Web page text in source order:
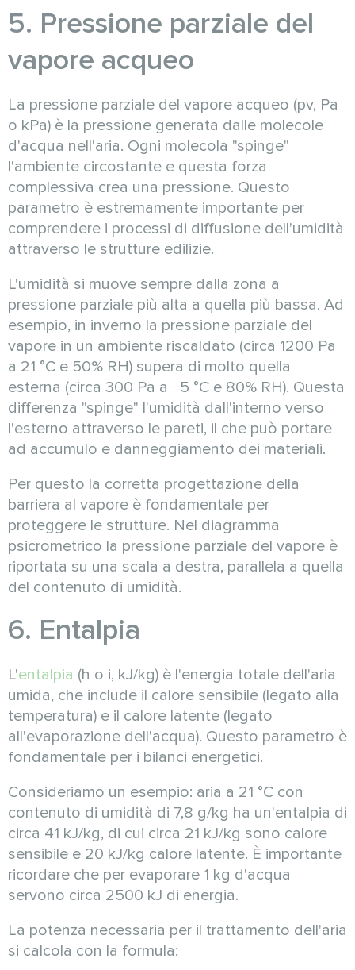
5. Pressione parziale del
vapore acqueo
La pressione parziale del vapore acqueo (pv, Pa
o kPa) è la pressione generata dalle molecole
d'acqua nell'aria. Ogni molecola "spinge"
l'ambiente circostante e questa forza
complessiva crea una pressione. Questo
parametro è estremamente importante per
comprendere i processi di diffusione dell'umidità
attraverso le strutture edilizie.
L'umidità si muove sempre dalla zona a
pressione parziale più alta a quella più bassa. Ad
esempio, in inverno la pressione parziale del
vapore in un ambiente riscaldato (circa 1200 Pa
a 21 °C e 50% RH) supera di molto quella
esterna (circa 300 Pa a −5 °C e 80% RH). Questa
differenza "spinge" l'umidità dall'interno verso
l'esterno attraverso le pareti, il che può portare
ad accumulo e danneggiamento dei materiali.
Per questo la corretta progettazione della
barriera al vapore è fondamentale per
proteggere le strutture. Nel diagramma
psicrometrico la pressione parziale del vapore è
riportata su una scala a destra, parallela a quella
del contenuto di umidità.
6. Entalpia
L'entalpia (h o i, kJ/kg) è l'energia totale dell'aria
umida, che include il calore sensibile (legato alla
temperatura) e il calore latente (legato
all'evaporazione dell'acqua). Questo parametro è
fondamentale per i bilanci energetici.
Consideriamo un esempio: aria a 21 °C con
contenuto di umidità di 7,8 g/kg ha un'entalpia di
circa 41 kJ/kg, di cui circa 21 kJ/kg sono calore
sensibile e 20 kJ/kg calore latente. È importante
ricordare che per evaporare 1 kg d'acqua
servono circa 2500 kJ di energia.
La potenza necessaria per il trattamento dell'aria
si calcola con la formula: